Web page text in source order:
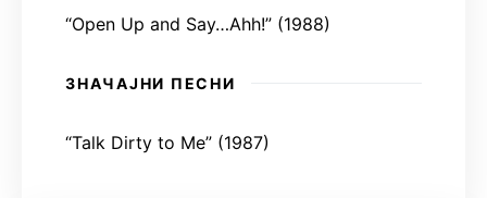
“Open Up and Say…Ahh!” (1988)
ЗНАЧАЈНИ ПЕСНИ
“Talk Dirty to Me” (1987)